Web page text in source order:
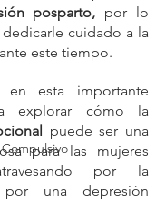
posparto, por lo
este tiempo.
en esta importante
puede ser una
para las mujeres
por la
una depresión